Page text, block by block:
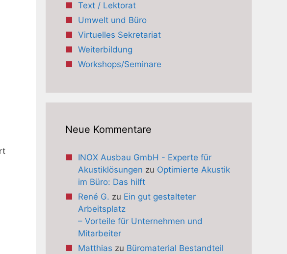
Text / Lektorat
Umwelt und Büro
Virtuelles Sekretariat
Weiterbildung
Workshops/Seminare
Neue Kommentare
INOX Ausbau GmbH - Experte für
Akustiklösungen zu Optimierte Akustik
im Büro: Das hilft
René G. zu Ein gut gestalteter
Arbeitsplatz
– Vorteile für Unternehmen und
Mitarbeiter
Matthias zu Büromaterial Bestandteil